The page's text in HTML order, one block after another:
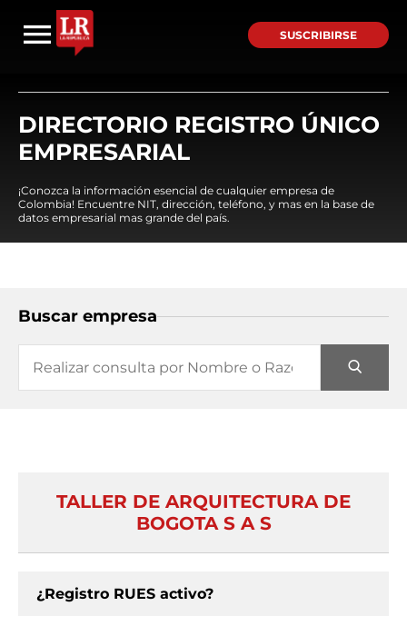
SUSCRIBIRSE
DIRECTORIO REGISTRO ÚNICO
EMPRESARIAL
¡Conozca la información esencial de cualquier empresa de
Colombia! Encuentre NIT, dirección, teléfono, y mas en la base de
datos empresarial mas grande del país.
Buscar empresa
TALLER DE ARQUITECTURA DE
BOGOTA S A S
¿Registro RUES activo?